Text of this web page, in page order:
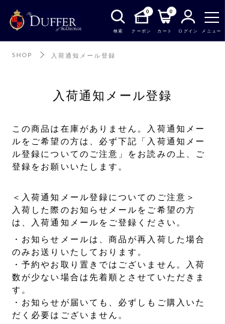
検索
0
クーポン
0
カート ログイン メニュー
SHOP 入荷通知メール登録
入荷通知メール登録
この商品は在庫がありません。入荷通知メー
ルをご希望の方は、必ず下記「入荷通知メー
ル登録についてのご注意」をお読みの上、ご
登録をお願いいたします。
＜入荷通知メール登録についてのご注意＞
入荷した際のお知らせメールをご希望の方
は、入荷通知メールをご登録ください。
お知らせメールは、商品が再入荷した場合
のみお送りいたしております。
予約やお取り置きではございません。入荷
数が少ない場合は先着順とさせていただきま
す。
お知らせが届いても、必ずしもご購入いた
だく必要はございません。